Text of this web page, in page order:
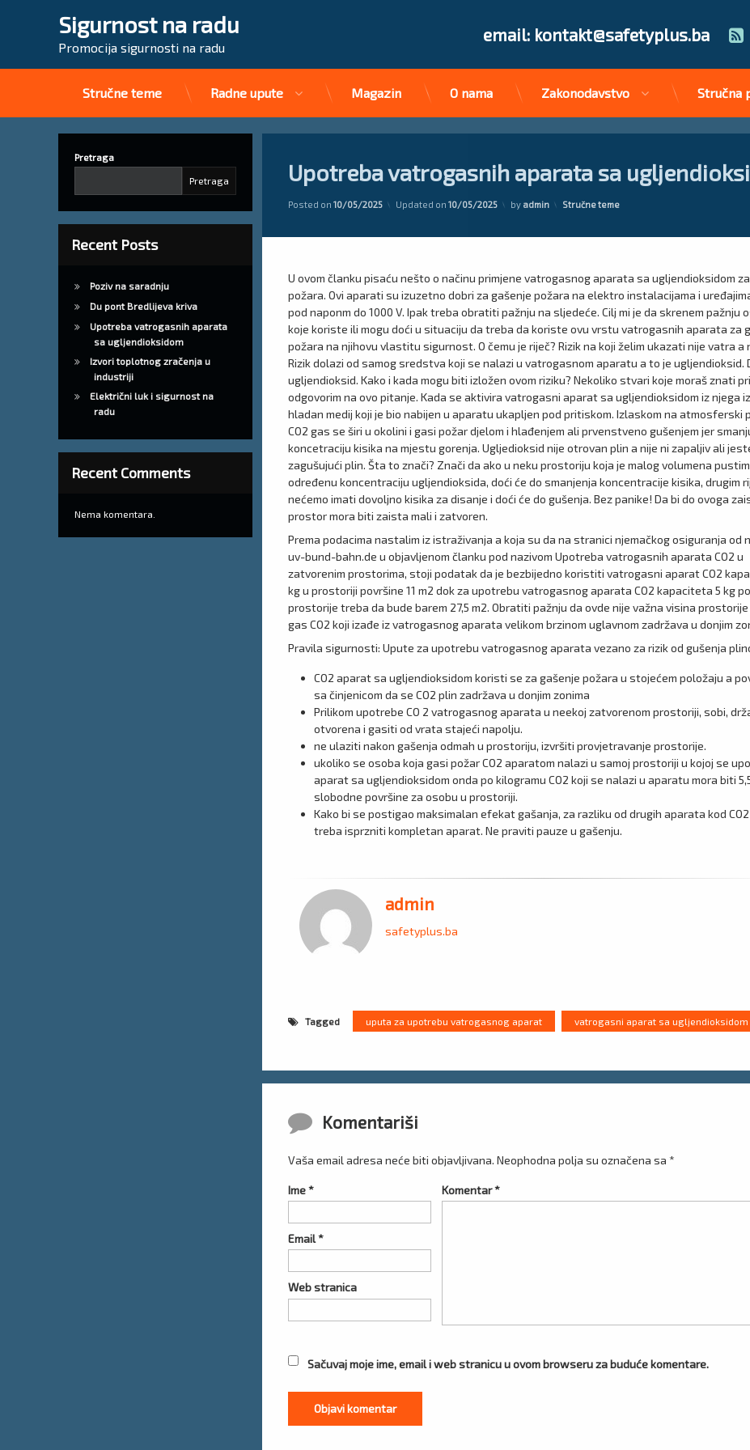
Preskoči
Sigurnost na radu
Promocija sigurnosti na radu
Tel:
email: kontakt@safetyplus.ba
Stručne teme Radne upute Magazin O nama Zakonodavstvo Stručna
Upotreba vatrogasnih aparata sa
Posted on 10/05/2025 Updated on 10/05/2025 by admin Kategorije:
Stručne teme
U ovom članku pisaću nešto o načinu primjene vatrogasnog aparata sa ugljendioksidom
požara. Ovi aparati su izuzetno dobri za gašenje požara na elektro instalacijama i
pod naponm do 1000 V. Ipak treba obratiti pažnju na sljedeće. Cilj mi je da skrenem pažnju
koje koriste ili mogu doći u situaciju da treba da koriste ovu vrstu vatrogasnih aparata za
požara na njihovu vlastitu sigurnost. O čemu je riječ? Rizik na koji želim ukazati nije vatra a
Rizik dolazi od samog sredstva koji se nalazi u vatrogasnom aparatu a to je ugljendioksid.
ugljendioksid. Kako i kada mogu biti izložen ovom riziku? Nekoliko stvari koje moraš znati
odgovorim na ovo pitanje. Kada se aktivira vatrogasni aparat sa ugljendioksidom iz njega
hladan medij koji je bio nabijen u aparatu ukapljen pod pritiskom. Izlaskom na atmosferski
CO2 gas se širi u okolini i gasi požar djelom i hlađenjem ali prvenstveno gušenjem jer
koncetraciju kisika na mjestu gorenja. Ugljedioksid nije otrovan plin a nije ni zapaljiv ali
zagušujući plin. Šta to znači? Znači da ako u neku prostoriju koja je malog volumena
određenu koncentraciju ugljendioksida, doći će do smanjenja koncentracije kisika, drugim
nećemo imati dovoljno kisika za disanje i doći će do gušenja. Bez panike! Da bi do ovoga
prostor mora biti zaista mali i zatvoren.
Prema podacima nastalim iz istraživanja a koja su da na stranici njemačkog osiguranja od
uv-bund-bahn.de u objavljenom članku pod nazivom Upotreba vatrogasnih aparata CO2 u
zatvorenim prostorima, stoji podatak da je bezbijedno koristiti vatrogasni aparat CO2
kg u prostoriji površine 11 m2 dok za upotrebu vatrogasnog aparata CO2 kapaciteta 5 kg
prostorije treba da bude barem 27,5 m2. Obratiti pažnju da ovde nije važna visina
gas CO2 koji izađe iz vatrogasnog aparata velikom brzinom uglavnom zadržava u donjim
Pravila sigurnosti: Upute za upotrebu vatrogasnog aparata vezano za rizik od gušenja
CO2 aparat sa ugljendioksidom koristi se za gašenje požara u stojećem položaju a
sa činjenicom da se CO2 plin zadržava u donjim zonima
Prilikom upotrebe CO 2 vatrogasnog aparata u neekoj zatvorenom prostoriji, sobi,
otvorena i gasiti od vrata stajeći napolju.
ne ulaziti nakon gašenja odmah u prostoriju, izvršiti provjetravanje prostorije.
ukoliko se osoba koja gasi požar CO2 aparatom nalazi u samoj prostoriji u kojoj se
aparat sa ugljendioksidom onda po kilogramu CO2 koji se nalazi u aparatu mora biti
slobodne površine za osobu u prostoriji.
Kako bi se postigao maksimalan efekat gašanja, za razliku od drugih aparata kod
treba isprzniti kompletan aparat. Ne praviti pauze u gašenju.
admin
safetyplus.ba
Tagged uputa za upotrebu vatrogasnog aparat vatrogasni aparat sa ugljendioksidom
Komentari
Komentariši
Vaša email adresa neće biti objavljivana. Neophodna polja su označena sa *
Komentar*
Ime*
Email*
Web stranica
Sačuvaj moje ime, email i web stranicu u ovom browseru za buduće komentare.
Pretraga
Pretraga
Recent Posts
Poziv na saradnju
Du pont Bredlijeva kriva
Upotreba vatrogasnih aparata
sa ugljendioksidom
Izvori toplotnog zračenja u
industriji
Električni luk i sigurnost na
radu
Recent Comments
Nema komentara.